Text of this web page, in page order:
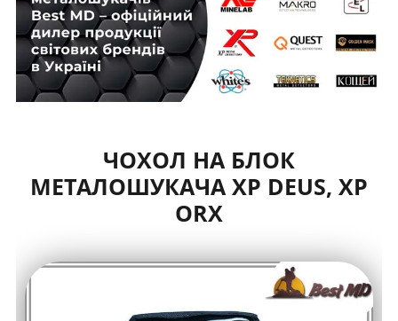
ЧОХОЛ НА БЛОК
МЕТАЛОШУКАЧА XP DEUS, XP
ORX